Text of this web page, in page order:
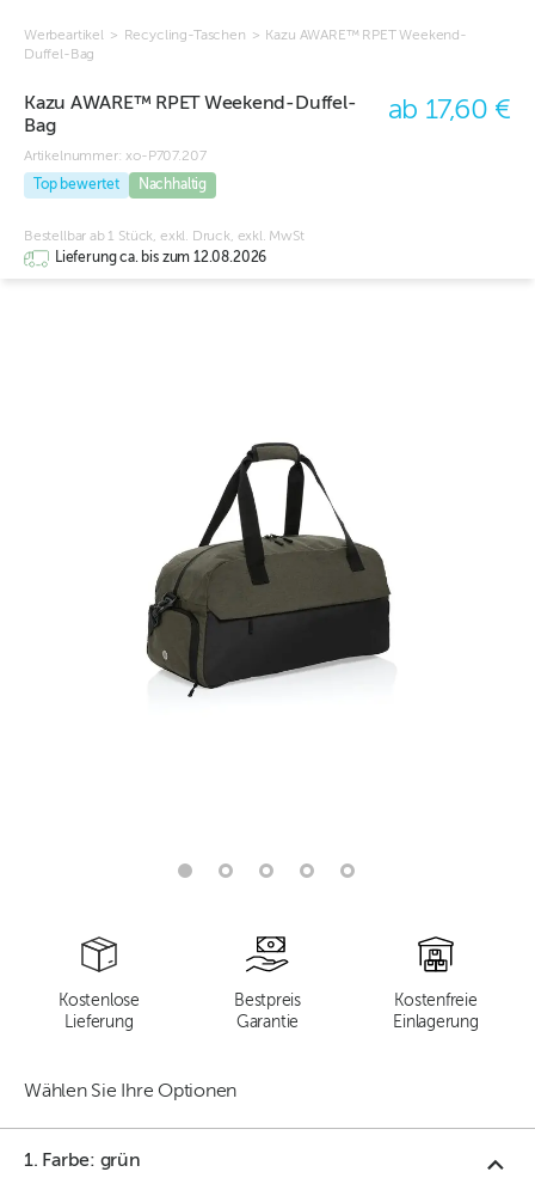
Werbeartikel > Recycling-Taschen > Kazu AWARE™ RPET Weekend-
Duffel-Bag
Kazu AWARE™ RPET Weekend-Duffel-
Bag
Artikelnummer:xo-P707.207
Top bewertet
Nachhaltig
ab 17,60 €
Bestellbar ab 1 Stück, exkl. Druck, exkl. MwSt
Lieferung ca. bis zum 12.08.2026
Kostenlose
Lieferung
Bestpreis
Garantie
Kostenfreie
Einlagerung
Wählen Sie Ihre Optionen
1. Farbe: grün